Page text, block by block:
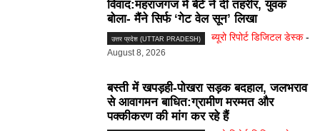
विवाद:महराजगंज में बेटे ने दी तहरीर, युवक
बोला- मैंने सिर्फ ‘गेट वेल सून’ लिखा
उत्तर प्रदेश (UTTAR PRADESH) ब्यूरो रिपोर्ट डिजिटल डेस्क -
August 8, 2026
बस्ती में खपड़ही-पोखरा सड़क बदहाल, जलभराव
से आवागमन बाधित:ग्रामीण मरम्मत और
पक्कीकरण की मांग कर रहे हैं